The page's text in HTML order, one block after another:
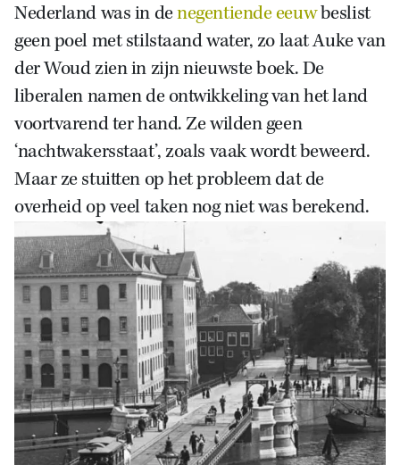
Zoek
Nederland was in denegentiende eeuwbeslist
geen poel met stilstaand water, zo laat Auke van
der Woud zien in zijn nieuwste boek. De
liberalen namen de ontwikkeling van het land
voortvarend ter hand. Ze wilden geen
‘nachtwakersstaat’, zoals vaak wordt beweerd.
Maar ze stuitten op het probleem dat de
overheid op veel taken nog niet was berekend.